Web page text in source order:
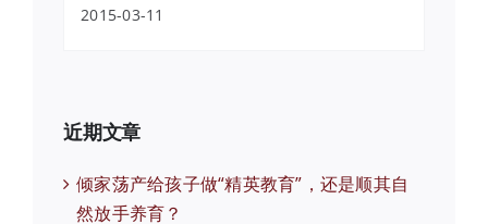
2015-03-11
近期文章
倾家荡产给孩子做“精英教育”，还是顺其自
然放手养育？